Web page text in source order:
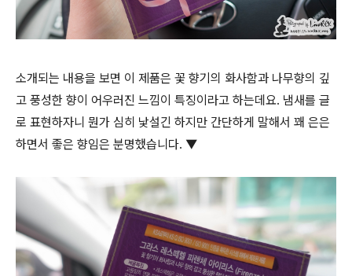
소개되는 내용을 보면 이 제품은 꽃 향기의 화사함과 나무향의 깊
고 풍성한 향이 어우러진 느낌이 특징이라고 하는데요. 냄새를 글
로 표현하자니 뭔가 심히 낯설긴 하지만 간단하게 말해서 꽤 은은
하면서 좋은 향임은 분명했습니다. ▼